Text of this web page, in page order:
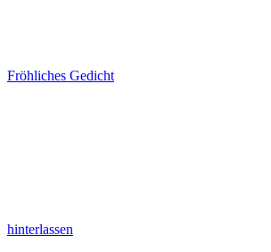
Fröhliches Gedicht
hinterlassen